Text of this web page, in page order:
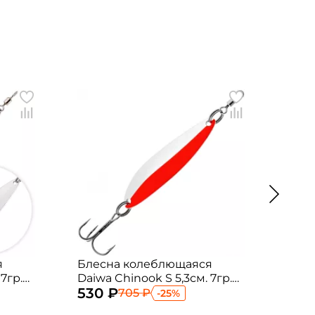
Блесна колеблющаяся
Daiwa Chinook S 5,3см. 7гр.
FRS
530 ₽705 ₽ -25%